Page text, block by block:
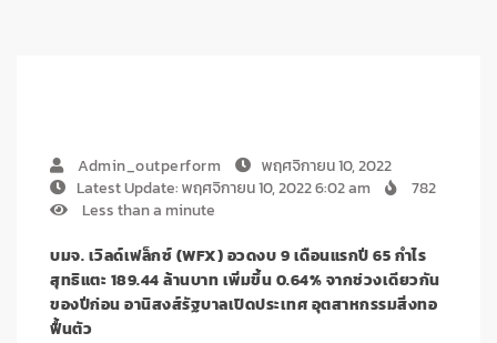
Admin_outperform
พฤศจิกายน 10, 2022
Latest Update: พฤศจิกายน 10, 2022 6:02 am
782
Less than a minute
บมจ. เวิลด์เฟล็กซ์ (WFX) อวดงบ 9 เดือนแรกปี 65 กำไร
สุทธิแตะ 189.44 ล้านบาท เพิ่มขึ้น 0.64% จากช่วงเดียวกัน
ของปีก่อน อานิสงส์รัฐบาลเปิดประเทศ อุตสาหกรรมสิ่งทอ
ฟื้นตัว